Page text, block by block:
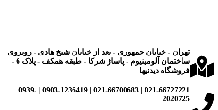
تهران - خیابان جمهوری - بعد از خیابان شیخ هادی - روبروی
ساختمان آلومینیوم - پاساژ شرکا - طبقه همکف - پلاک 6 -
فروشگاه دیدنیها
021-66727221 | 021-66700683 | 0903-1236419 | 0939-
2020725